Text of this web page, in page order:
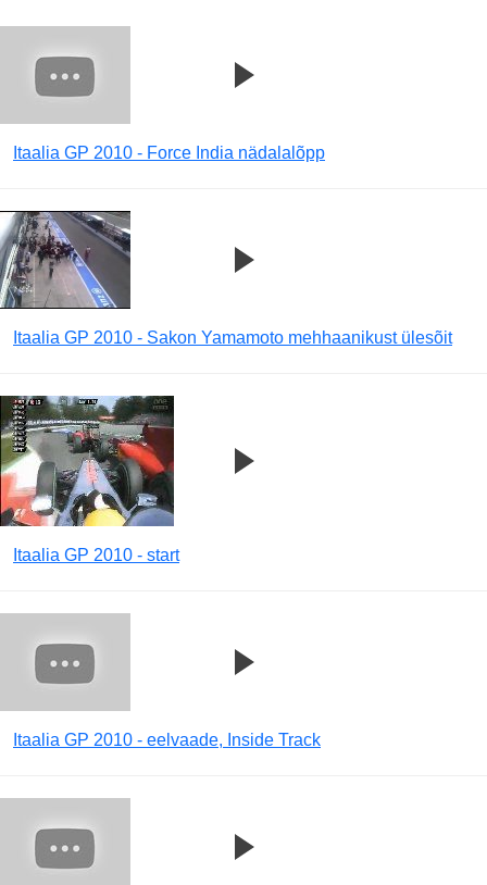
Itaalia GP 2010 - Force India nädalalõpp
Itaalia GP 2010 - Sakon Yamamoto mehhaanikust ülesõit
Itaalia GP 2010 - start
Itaalia GP 2010 - eelvaade, Inside Track